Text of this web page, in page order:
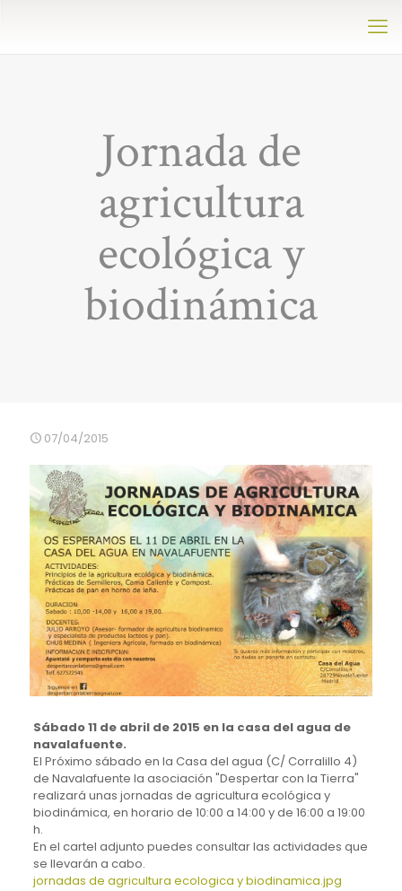
Jornada de
agricultura
ecológica y
biodinámica
07/04/2015
Sábado 11 de abril de 2015 en la casa del agua de
navalafuente.
El Próximo sábado en la Casa del agua (C/ Corralillo 4)
de Navalafuente la asociación "Despertar con la Tierra"
realizará unas jornadas de agricultura ecológica y
biodinámica, en horario de 10:00 a 14:00 y de 16:00 a 19:00
h.
En el cartel adjunto puedes consultar las actividades que
se llevarán a cabo.
jornadas de agricultura ecologica y biodinamica.jpg